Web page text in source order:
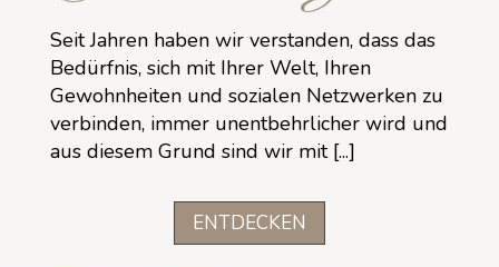
Seit Jahren haben wir verstanden, dass das
Bedürfnis, sich mit Ihrer Welt, Ihren
Gewohnheiten und sozialen Netzwerken zu
verbinden, immer unentbehrlicher wird und
aus diesem Grund sind wir mit [...]
ENTDECKEN